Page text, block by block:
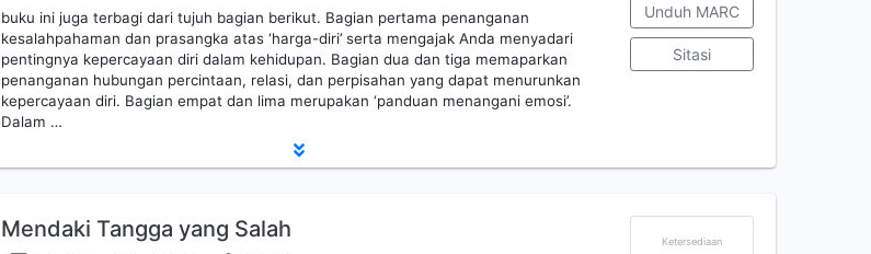
buku ini juga terbagi dari tujuh bagian berikut. Bagian pertama penanganan
kesalahpahaman dan prasangka atas ‘harga-diri’ serta mengajak Anda menyadari
pentingnya kepercayaan diri dalam kehidupan. Bagian dua dan tiga memaparkan
penanganan hubungan percintaan, relasi, dan perpisahan yang dapat menurunkan
kepercayaan diri. Bagian empat dan lima merupakan ‘panduan menangani emosi’.
Dalam …
Unduh MARC
Sitasi
Mendaki Tangga yang Salah Ketersediaan